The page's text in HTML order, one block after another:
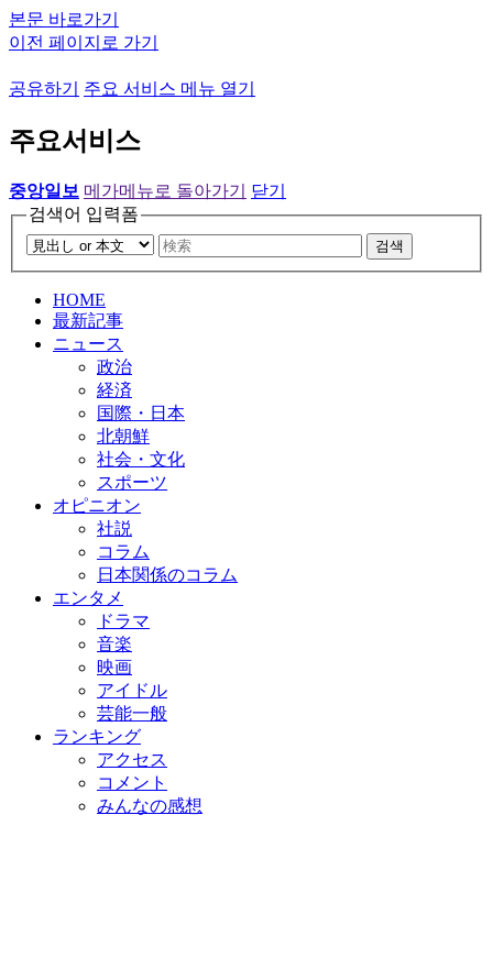
본문 바로가기
이전 페이지로 가기
공유하기 주요 서비스 메뉴 열기
주요서비스
중앙일보 메가메뉴로 돌아가기
닫기
검색어 입력폼
검색
HOME
最新記事
ニュース
政治
経済
国際・日本
北朝鮮
社会・文化
スポーツ
オピニオン
社説
コラム
日本関係のコラム
エンタメ
ドラマ
音楽
映画
アイドル
芸能一般
ランキング
アクセス
コメント
みんなの感想